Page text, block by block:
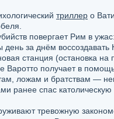
триллер о
повергает Рим в
день за днём
станция (остановка на
Варотто получает в
ложам и братствам —
ранее спас
тревожную